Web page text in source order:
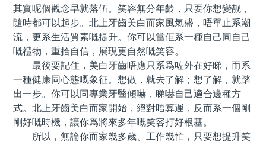
其實呢個觀念早就落伍。笑容無分年齡，只要你想變靓，
隨時都可以起步。北上牙齒美白而家風氣盛，唔單止系潮
流，更系生活質素嘅提升。你可以當佢系一種自己同自己
嘅禮物，重拾自信，展現更自然嘅笑容。
最後要記住，美白牙齒唔應只系爲咗外在好睇，而系
一種健康同心態嘅象征。想做，就去了解；想了解，就踏
出一步。你可以同專業牙醫傾嚇，睇嚇自己適合邊種方
式。北上牙齒美白而家開始，絕對唔算遲，反而系一個剛
剛好嘅時機，讓你爲將來多年嘅笑容打好根基。
所以，無論你而家幾多歲、工作幾忙，只要想提升笑